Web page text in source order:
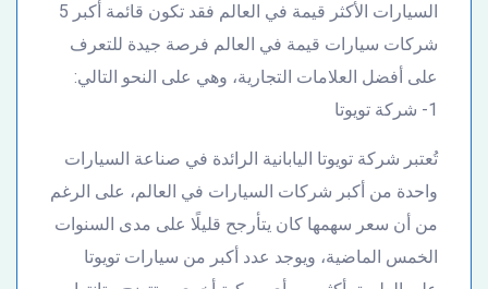
السيارات الأكثر قيمة في العالم فقد تكون قائمة أكبر 5
شركات سيارات قيمة في العالم فرصة جيدة للتعرف
على أفضل العلامات التجارية، وهي على النحو التالي:
1- شركة تويوتا
تُعتبر شركة تويوتا اليابانية الرائدة في صناعة السيارات
واحدة من أكبر شركات السيارات في العالم، على الرغم
من أن سعر سهمها كان يتأرجح قليلًا على مدى السنوات
الخمس الماضية، ويوجد عدد أكبر من سيارات تويوتا